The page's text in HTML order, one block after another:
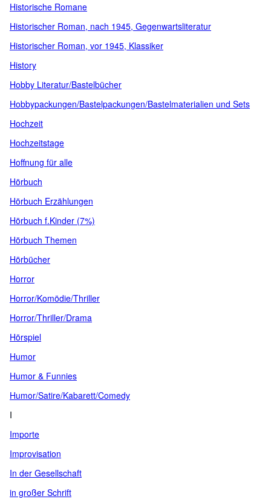
Historische Romane
Historischer Roman, nach 1945, Gegenwartsliteratur
Historischer Roman, vor 1945, Klassiker
History
Hobby Literatur/Bastelbücher
Hobbypackungen/Bastelpackungen/Bastelmaterialien und Sets
Hochzeit
Hochzeitstage
Hoffnung für alle
Hörbuch
Hörbuch Erzählungen
Hörbuch f.Kinder (7%)
Hörbuch Themen
Hörbücher
Horror
Horror/Komödie/Thriller
Horror/Thriller/Drama
Hörspiel
Humor
Humor & Funnies
Humor/Satire/Kabarett/Comedy
I
Importe
Improvisation
In der Gesellschaft
in großer Schrift